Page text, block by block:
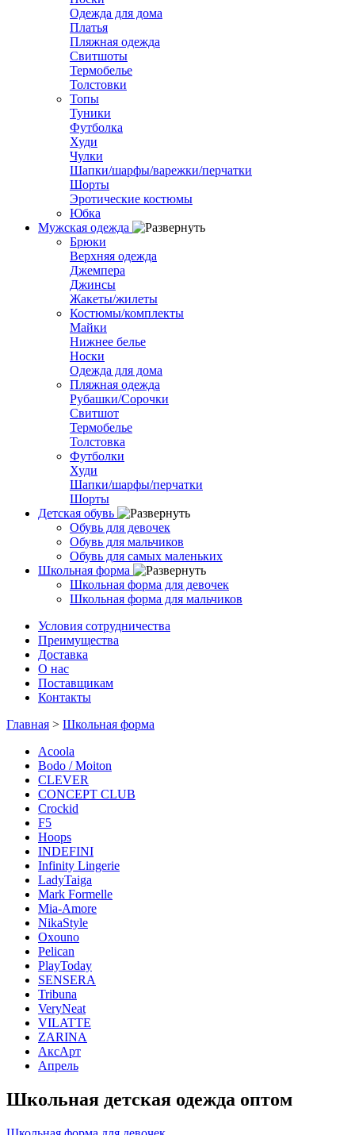
Одежда для дома
Платья
Пляжная одежда
Свитшоты
Термобелье
Толстовки
Топы
Туники
Футболка
Худи
Чулки
Шапки/шарфы/варежки/перчатки
Шорты
Эротические костюмы
Юбка
Мужская одежда
Брюки
Верхняя одежда
Джемпера
Джинсы
Жакеты/жилеты
Костюмы/комплекты
Майки
Нижнее белье
Носки
Одежда для дома
Пляжная одежда
Рубашки/Сорочки
Свитшот
Термобелье
Толстовка
Футболки
Худи
Шапки/шарфы/перчатки
Шорты
Детская обувь
Обувь для девочек
Обувь для мальчиков
Обувь для самых маленьких
Школьная форма
Школьная форма для девочек
Школьная форма для мальчиков
Условия сотрудничества
Преимущества
Доставка
О нас
Поставщикам
Контакты
Главная > Школьная форма
Acoola
Bodo / Moiton
CLEVER
CONCEPT CLUB
Crockid
F5
Hoops
INDEFINI
Infinity Lingerie
LadyTaiga
Mark Formelle
Mia-Amore
NikaStyle
Oxouno
Pelican
PlayToday
SENSERA
Tribuna
VeryNeat
VILATTE
ZARINA
АксАрт
Апрель
Школьная детская одежда оптом